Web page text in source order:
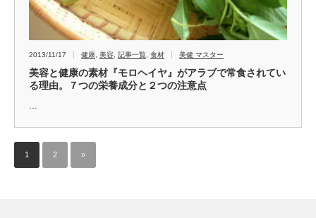
2013/11/17 健康 美容 記事一覧 食材 美健 マスター
美容と健康の素材『モロヘイヤ』がアラブで常食されてい
る理由。７つの栄養成分と２つの注意点
1 2 »